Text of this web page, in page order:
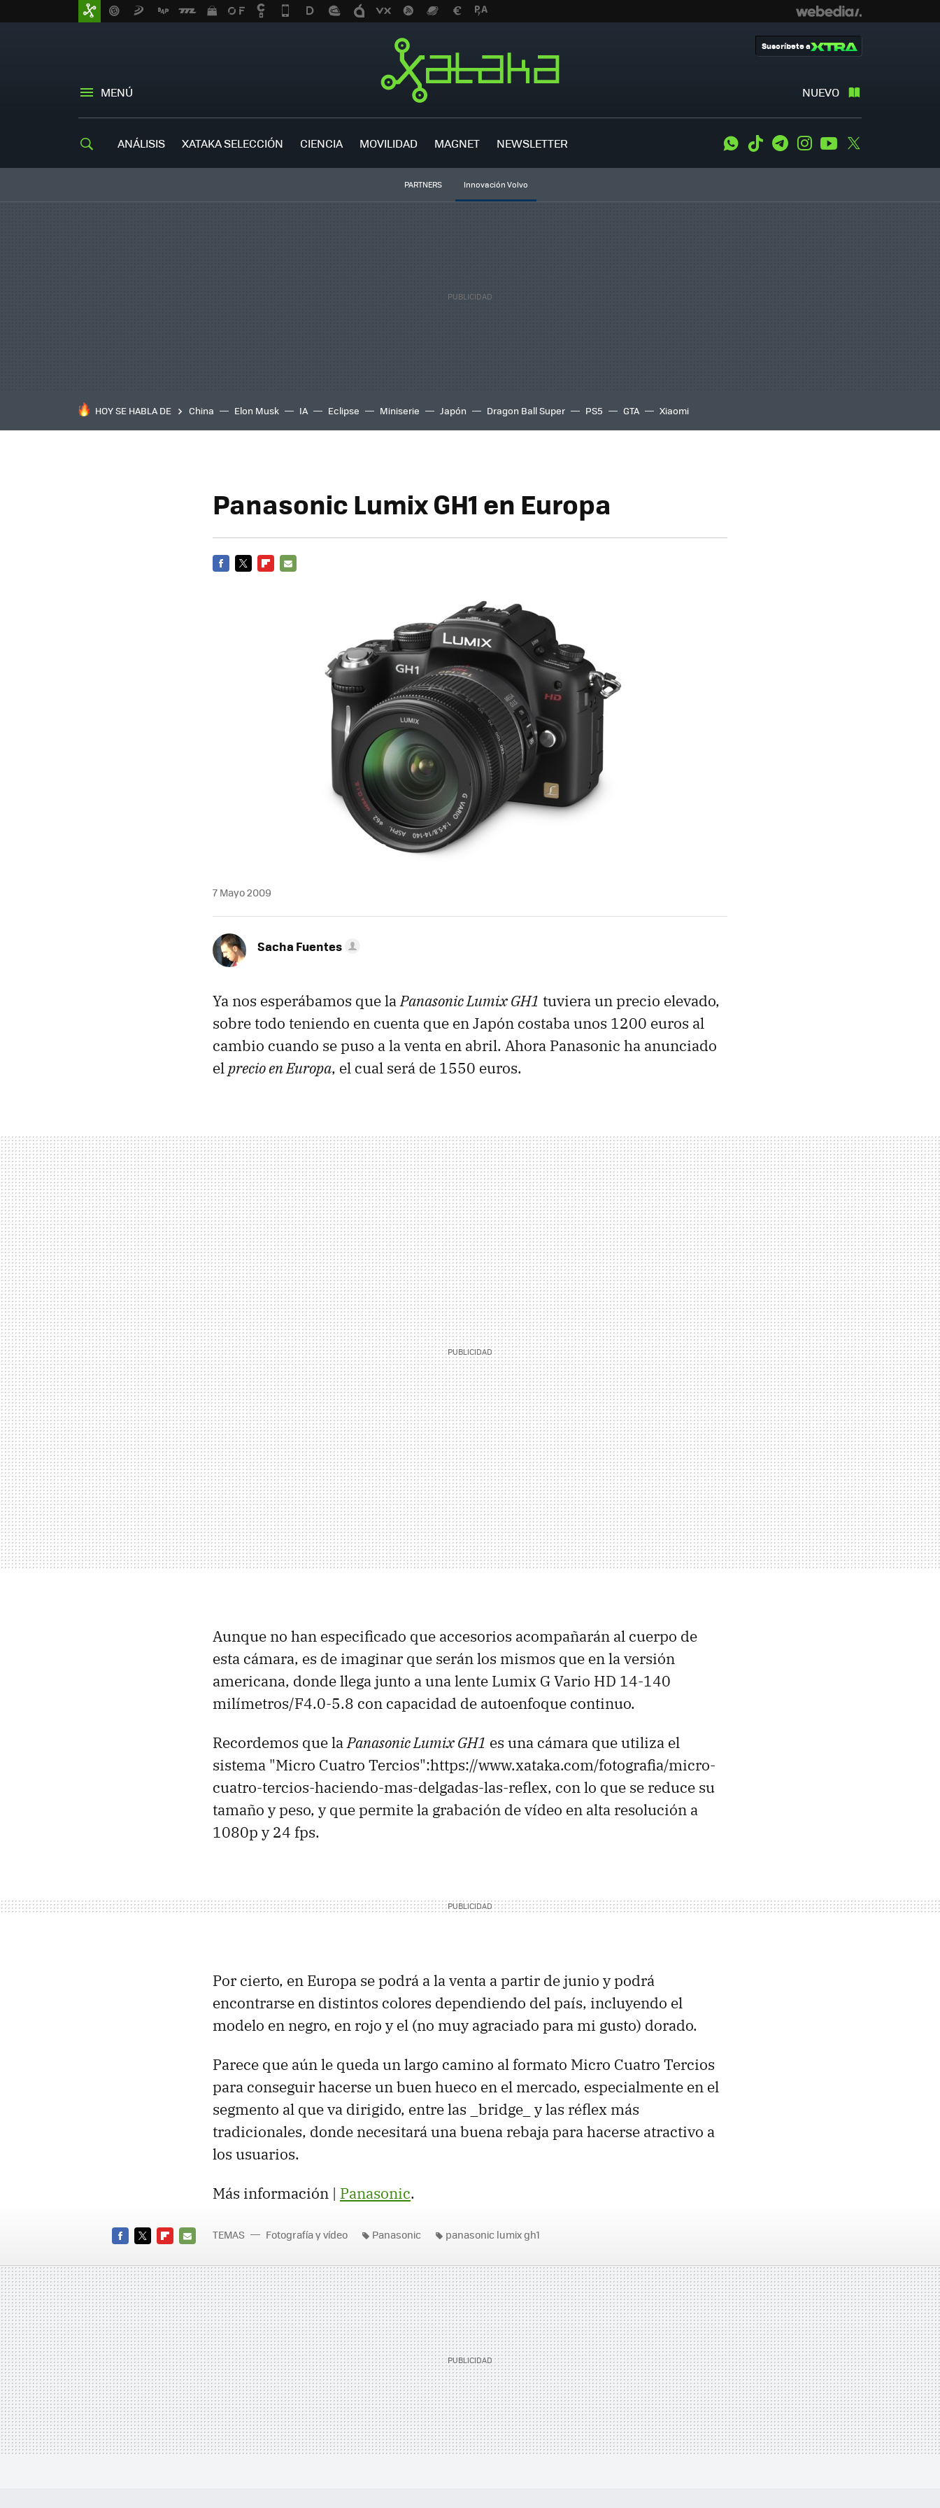
MENÚ NUEVO
Suscríbete a
ANÁLISIS XATAKA SELECCIÓN CIENCIA MOVILIDAD MAGNET NEWSLETTER WhatsApp
Tiktok TelegramInstagramYoutube
PARTNERS Innovación Volvo
HOY SE HABLA DE China Elon Musk IA Eclipse Miniserie Japón Dragon Ball Super PS5 GTA Xiaomi
Panasonic Lumix GH1 en Europa
7 Mayo 2009
Sacha Fuentes
Ya nos esperábamos que laPanasonic Lumix GH1 tuviera un precio elevado,
sobre todo teniendo en cuenta que en Japón costaba unos 1200 euros al
cambio cuando se puso a la venta en abril. Ahora Panasonic ha anunciado
elprecio en Europa, el cual será de 1550 euros.
Aunque no han especificado que accesorios acompañarán al cuerpo de
esta cámara, es de imaginar que serán los mismos que en la versión
americana, donde llega junto a una lente Lumix G Vario HD 14-140
milímetros/F4.0-5.8 con capacidad de autoenfoque continuo.
Recordemos que laPanasonic Lumix GH1 es una cámara que utiliza el
sistema "Micro Cuatro Tercios":https://www.xataka.com/fotografia/micro-
cuatro-tercios-haciendo-mas-delgadas-las-reflex, con lo que se reduce su
tamaño y peso, y que permite la grabación de vídeo en alta resolución a
1080p y 24 fps.
Por cierto, en Europa se podrá a la venta a partir de junio y podrá
encontrarse en distintos colores dependiendo del país, incluyendo el
modelo en negro, en rojo y el (no muy agraciado para mi gusto) dorado.
Parece que aún le queda un largo camino al formato Micro Cuatro Tercios
para conseguir hacerse un buen hueco en el mercado, especialmente en el
segmento al que va dirigido, entre las _bridge_ y las réflex más
tradicionales, donde necesitará una buena rebaja para hacerse atractivo a
los usuarios.
Más información | Panasonic.
MAIL
TEMAS Fotografía y vídeo Panasonic panasonic lumix gh1